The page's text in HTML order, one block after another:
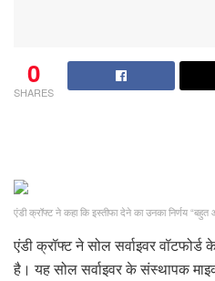
0
SHARES
एंडी क्रॉफ्ट ने कहा कि इस्तीफा देने का उनका निर्णय
एंडी क्रॉफ्ट ने सोल सर्वाइवर वॉटफोर्ड
है। यह सोल सर्वाइवर के संस्थापक